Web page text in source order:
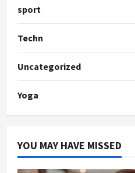
sport
Techn
Uncategorized
Yoga
YOU MAY HAVE MISSED